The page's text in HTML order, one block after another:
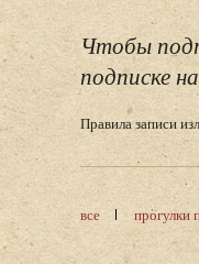
Чтобы
подписке
Правила записи
все прогулки